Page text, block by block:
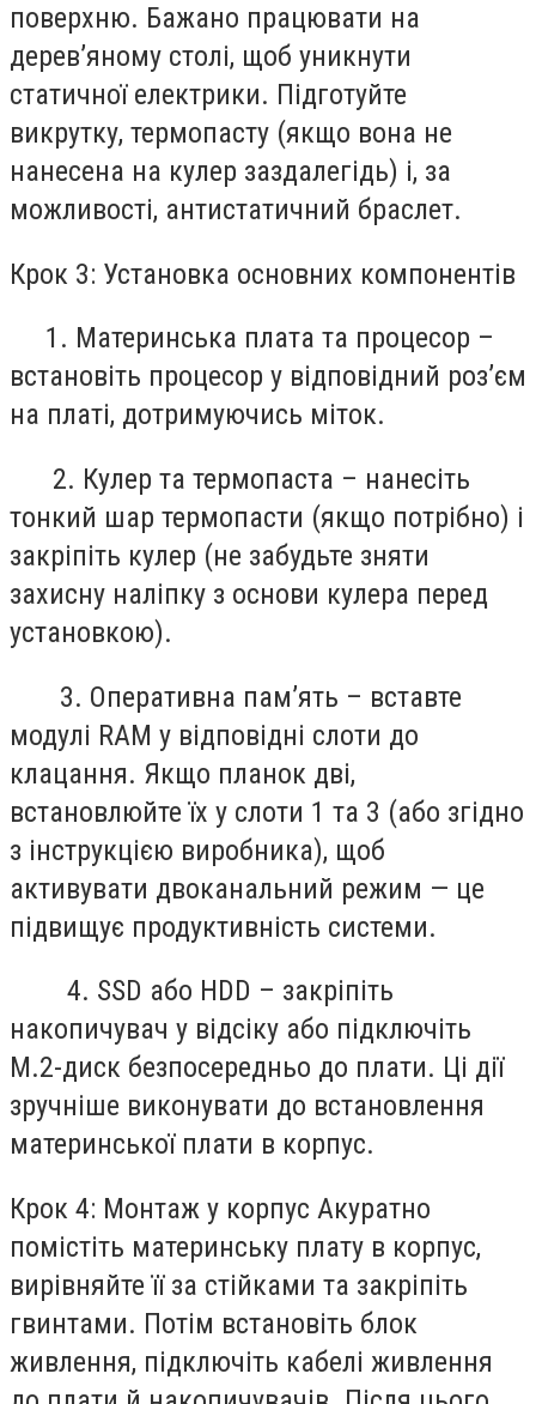
поверхню. Бажано працювати на
дерев’яному столі, щоб уникнути
статичної електрики. Підготуйте
викрутку, термопасту (якщо вона не
нанесена на кулер заздалегідь) і, за
можливості, антистатичний браслет.
Крок 3: Установка основних компонентів
1. Материнська плата та процесор –
встановіть процесор у відповідний роз’єм
на платі, дотримуючись міток.
2. Кулер та термопаста – нанесіть
тонкий шар термопасти (якщо потрібно) і
закріпіть кулер (не забудьте зняти
захисну наліпку з основи кулера перед
установкою).
3. Оперативна пам’ять – вставте
модулі RAM у відповідні слоти до
клацання. Якщо планок дві,
встановлюйте їх у слоти 1 та 3 (або згідно
з інструкцією виробника), щоб
активувати двоканальний режим — це
підвищує продуктивність системи.
4. SSD або HDD – закріпіть
накопичувач у відсіку або підключіть
M.2-диск безпосередньо до плати. Ці дії
зручніше виконувати до встановлення
материнської плати в корпус.
Крок 4: Монтаж у корпус Акуратно
помістіть материнську плату в корпус,
вирівняйте її за стійками та закріпіть
гвинтами. Потім встановіть блок
живлення, підключіть кабелі живлення